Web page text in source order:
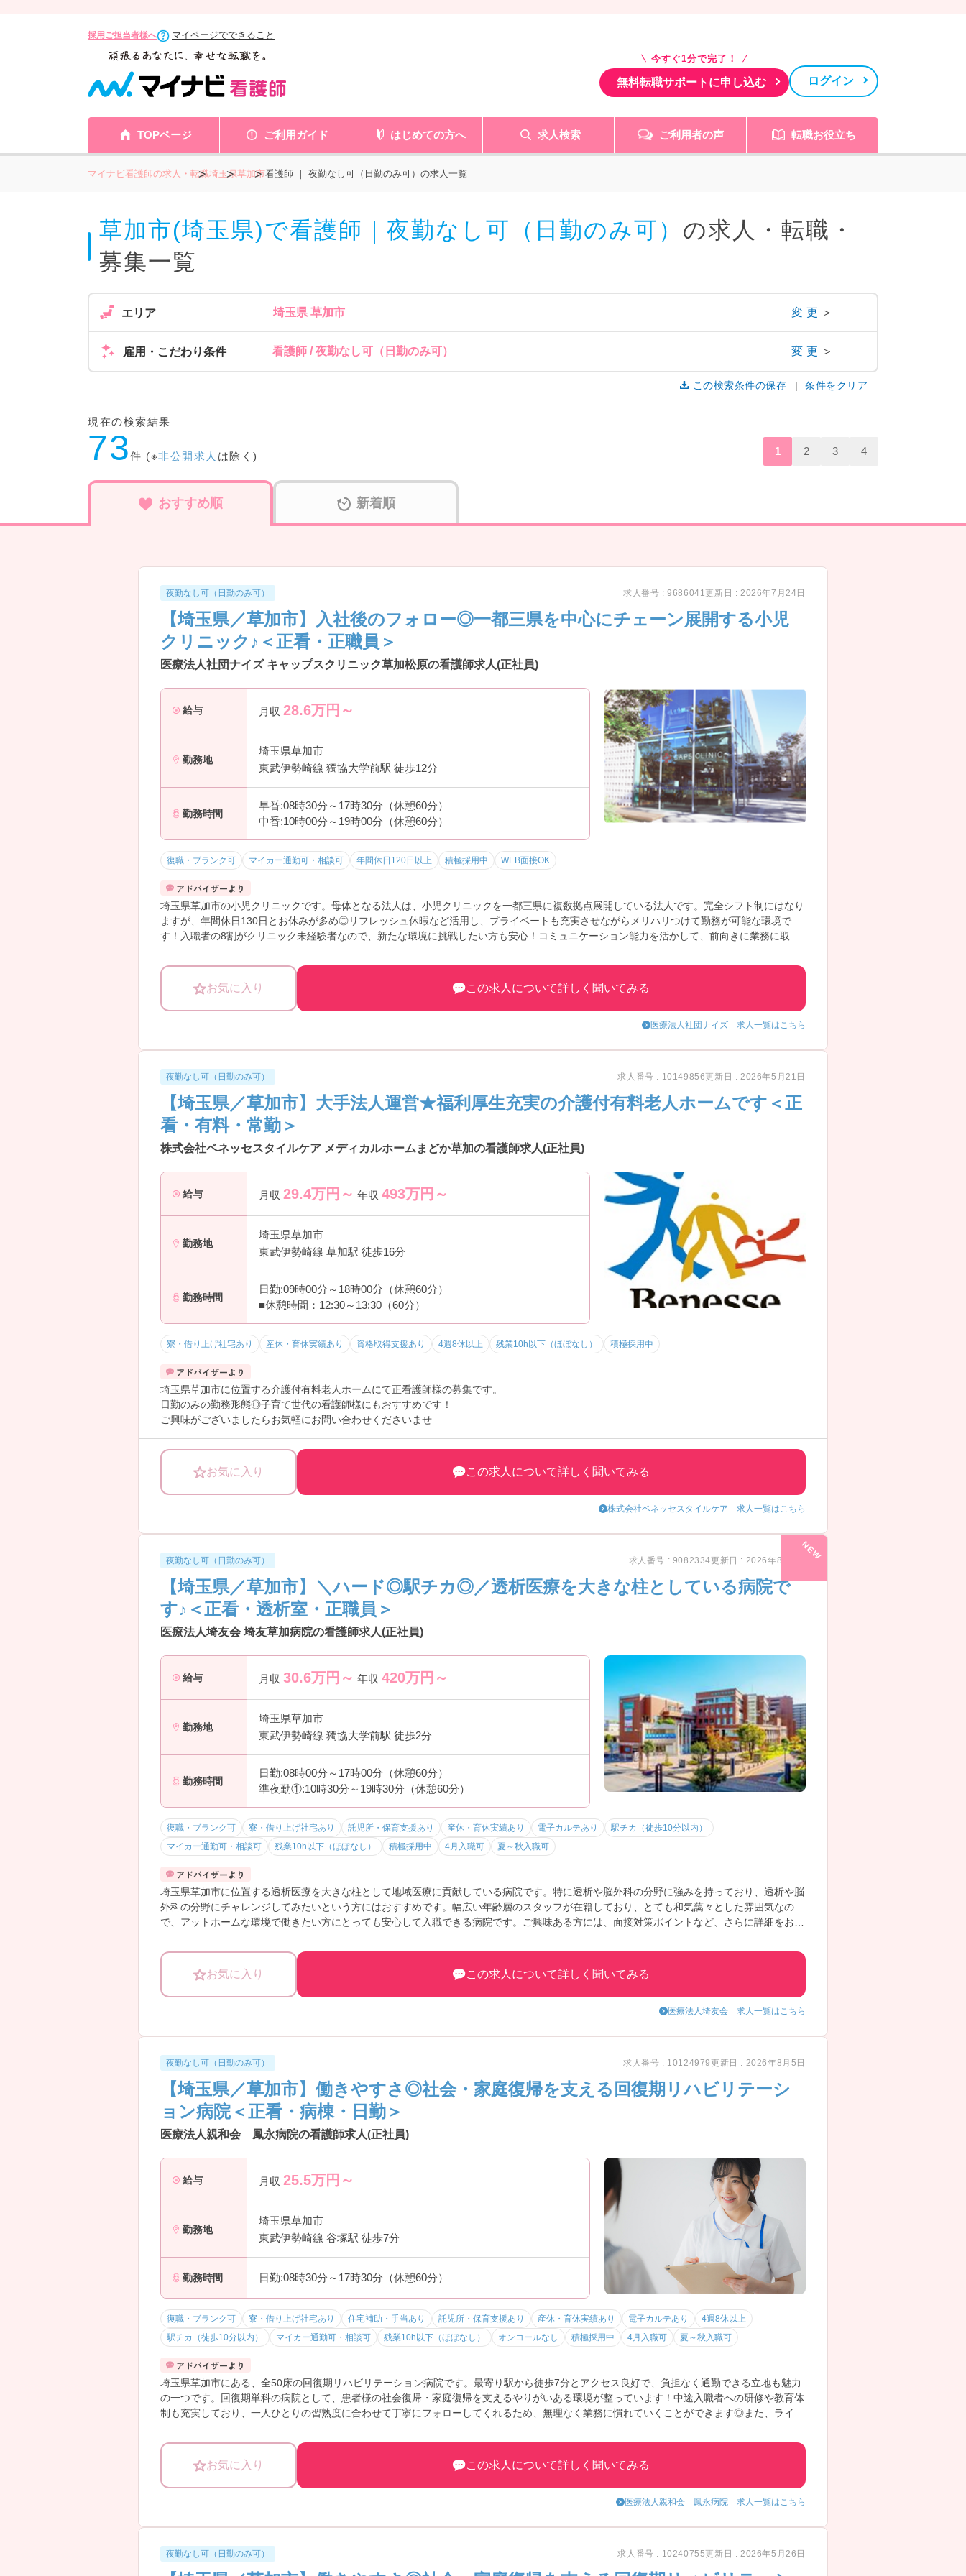
採用ご担当者様へ マイページでできること
今すぐ1分で完了！
無料転職サポートに申し込む ログイン
TOPページ ご利用ガイド はじめての方へ 求人検索 ご利用者の声 転職お役立ち
マイナビ看護師の求人・転職埼玉県草加市看護師 ｜ 夜勤なし可（日勤のみ可）の求人一覧
草加市(埼玉県)で看護師｜夜勤なし可（日勤のみ可） の求人・転職・
募集一覧
エリア 埼玉県 草加市 変更 ＞
雇用・こだわり条件 看護師 / 夜勤なし可（日勤のみ可） 変更 ＞
この検索条件の保存 条件をクリア
現在の検索結果
73件 (※非公開求人 は除く) 1 2 3 4
おすすめ順 新着順
夜勤なし可（日勤のみ可） 求人番号 : 9686041更新日 : 2026年7月24日
【埼玉県／草加市】入社後のフォロー◎一都三県を中心にチェーン展開する小児
クリニック♪＜正看・正職員＞
医療法人社団ナイズ キャップスクリニック草加松原の看護師求人(正社員)
給与 月収 28.6万円～
勤務地
埼玉県草加市
東武伊勢崎線 獨協大学前駅 徒歩12分
勤務時間
早番:08時30分～17時30分（休憩60分）
中番:10時00分～19時00分（休憩60分）
復職・ブランク可 マイカー通勤可・相談可 年間休日120日以上 積極採用中 WEB面接OK
埼玉県草加市の小児クリニックです。母体となる法人は、小児クリニックを一都三県に複数拠点展開している法人です。完全シフト制にはなり
ますが、年間休日130日とお休みが多め◎リフレッシュ休暇など活用し、プライベートも充実させながらメリハリつけて勤務が可能な環境で
す！入職者の8割がクリニック未経験者なので、新たな環境に挑戦したい方も安心！コミュニケーション能力を活かして、前向きに業務に取り
ご興味ある方は是非お問い合わせくださいませ♪
お気に入り この求人について詳しく聞いてみる
医療法人社団ナイズ 求人一覧はこちら
夜勤なし可（日勤のみ可） 求人番号 : 10149856更新日 : 2026年5月21日
【埼玉県／草加市】大手法人運営★福利厚生充実の介護付有料老人ホームです＜正
看・有料・常勤＞
株式会社ベネッセスタイルケア メディカルホームまどか草加の看護師求人(正社員)
給与 月収 29.4万円～ 年収 493万円～
勤務地
埼玉県草加市
東武伊勢崎線 草加駅 徒歩16分
勤務時間
日勤:09時00分～18時00分（休憩60分）
■休憩時間：12:30～13:30（60分）
寮・借り上げ社宅あり 産休・育休実績あり 資格取得支援あり 4週8休以上 残業10h以下（ほぼなし） 積極採用中
埼玉県草加市に位置する介護付有料老人ホームにて正看護師様の募集です。
日勤のみの勤務形態◎子育て世代の看護師様にもおすすめです！
ご興味がございましたらお気軽にお問い合わせくださいませ
お気に入り この求人について詳しく聞いてみる
株式会社ベネッセスタイルケア 求人一覧はこちら
夜勤なし可（日勤のみ可） 求人番号 : 9082334更新日 : 2026年8月7日
【埼玉県／草加市】＼ハード◎駅チカ◎／透析医療を大きな柱としている病院で
す♪＜正看・透析室・正職員＞
医療法人埼友会 埼友草加病院の看護師求人(正社員)
給与 月収 30.6万円～ 年収 420万円～
勤務地
埼玉県草加市
東武伊勢崎線 獨協大学前駅 徒歩2分
勤務時間
日勤:08時00分～17時00分（休憩60分）
準夜勤①:10時30分～19時30分（休憩60分）
復職・ブランク可 寮・借り上げ社宅あり 託児所・保育支援あり 産休・育休実績あり 電子カルテあり
駅チカ（徒歩10分以内）
マイカー通勤可・相談可
残業10h以下（ほぼなし） 積極採用中 4月入職可 夏～秋入職可
埼玉県草加市に位置する透析医療を大きな柱として地域医療に貢献している病院です。特に透析や脳外科の分野に強みを持っており、透析や脳
外科の分野にチャレンジしてみたいという方にはおすすめです。幅広い年齢層のスタッフが在籍しており、とても和気藹々とした雰囲気なの
で、アットホームな環境で働きたい方にとっても安心して入職できる病院です。ご興味ある方には、面接対策ポイントなど、さらに詳細をお話
お気に入り この求人について詳しく聞いてみる
医療法人埼友会 求人一覧はこちら
夜勤なし可（日勤のみ可） 求人番号 : 10124979更新日 : 2026年8月5日
【埼玉県／草加市】働きやすさ◎社会・家庭復帰を支える回復期リハビリテーシ
ョン病院＜正看・病棟・日勤＞
医療法人親和会 鳳永病院の看護師求人(正社員)
給与 月収 25.5万円～
勤務地
埼玉県草加市
東武伊勢崎線 谷塚駅 徒歩7分
勤務時間 日勤:08時30分～17時30分（休憩60分）
復職・ブランク可 寮・借り上げ社宅あり 住宅補助・手当あり 託児所・保育支援あり 産休・育休実績あり 電子カルテあり
4週8休以上
駅チカ（徒歩10分以内）
マイカー通勤可・相談可 残業10h以下（ほぼなし） オンコールなし 積極採用中 4月入職可 夏～秋入職可
埼玉県草加市にある、全50床の回復期リハビリテーション病院です。最寄り駅から徒歩7分とアクセス良好で、負担なく通勤できる立地も魅力
の一つです。回復期単科の病院として、患者様の社会復帰・家庭復帰を支えるやりがいある環境が整っています！中途入職者への研修や教育体
制も充実しており、一人ひとりの習熟度に合わせて丁寧にフォローしてくれるため、無理なく業務に慣れていくことができます◎また、ライフ
較しても高水準の設定で、頑張りがしっかり評価される環境です。働きやすさとやりがい、両方を重視したい方におすすめの職場です！
ご興味をお持ちいただけましたら、面接のポイントなど詳しい情報もお伝えいたしますので、ぜひお気軽にご相談ください。
お気に入り この求人について詳しく聞いてみる
医療法人親和会 鳳永病院 求人一覧はこちら
夜勤なし可（日勤のみ可） 求人番号 : 10240755更新日 : 2026年5月26日